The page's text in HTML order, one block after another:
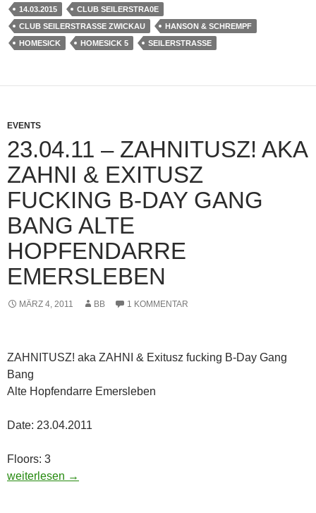
14.03.2015
CLUB SEILERSTRA0E
CLUB SEILERSTRASSE ZWICKAU
HANSON & SCHREMPF
HOMESICK
HOMESICK 5 SEILERSTRASSE
EVENTS
23.04.11 – ZAHNITUSZ! AKA
ZAHNI & EXITUSZ
FUCKING B-DAY GANG
BANG ALTE
HOPFENDARRE
EMERSLEBEN
MÄRZ 4, 2011 BB 1 KOMMENTAR
ZAHNITUSZ! aka ZAHNI & Exitusz fucking B-Day Gang
Bang
Alte Hopfendarre Emersleben
Date: 23.04.2011
Floors: 3
23.04.11 – ZAHNITUSZ! aka ZAHNI & Exitusz Fucking B-
weiterlesen →